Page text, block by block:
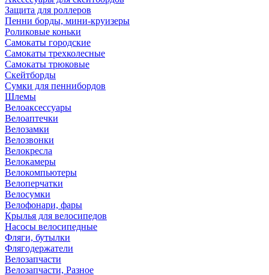
Защита для роллеров
Пенни борды, мини-круизеры
Роликовые коньки
Самокаты городские
Самокаты трехколесные
Самокаты трюковые
Скейтборды
Сумки для пеннибордов
Шлемы
Велоаксессуары
Велоаптечки
Велозамки
Велозвонки
Велокресла
Велокамеры
Велокомпьютеры
Велоперчатки
Велосумки
Велофонари, фары
Крылья для велосипедов
Насосы велосипедные
Фляги, бутылки
Флягодержатели
Велозапчасти
Велозапчасти, Разное